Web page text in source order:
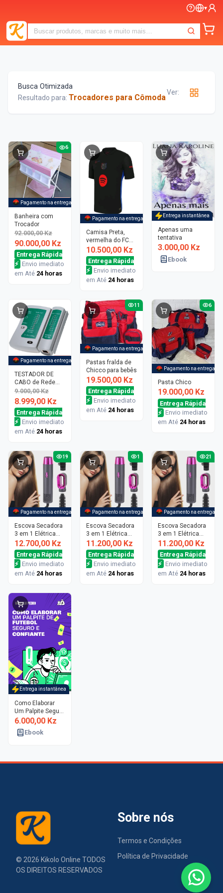
▾
Busca Otimizada
Resultado para: Trocadores para Cômoda
Ver:
6
-2%
Pagamento na entrega
Banheira com
Trocador
92.000,00 Kz
90.000,00 Kz
Entrega Rápida
⚡ Envio imediato
em Até 24 horas
Pagamento na entrega
Camisa Preta,
vermelha do FC
Barcelona -
Edição Especial
Nike
10.500,00 Kz
Entrega Rápida
⚡ Envio imediato
em Até 24 horas
Entrega instantânea
Apenas uma
tentativa
3.000,00 Kz
Ebook
-1%
Pagamento na entrega
TESTADOR DE
CABO de Rede
RJ45/RJ11
9.000,00 Kz
8.999,00 Kz
Entrega Rápida
⚡ Envio imediato
em Até 24 horas
11
Pagamento na entrega
Pastas fralda de
Chicco para bebês
19.500,00 Kz
Entrega Rápida
⚡ Envio imediato
em Até 24 horas
6
Pagamento na entrega
Pasta Chico
19.000,00 Kz
Entrega Rápida
⚡ Envio imediato
em Até 24 horas
19
Pagamento na entrega
Escova Secadora
3 em 1 Elétrica
Secador de
Cabelo
Aquecimento
Quente Pente
12.700,00 Kz
Entrega Rápida
⚡ Envio imediato
em Até 24 horas
1
Pagamento na entrega
Escova Secadora
3 em 1 Elétrica
Secador de
Cabelo
Aquecimento
Quente Pente KKA
11.200,00 Kz
Entrega Rápida
⚡ Envio imediato
em Até 24 horas
21
Pagamento na entrega
Escova Secadora
3 em 1 Elétrica
Secador de
Cabelo
Aquecimento
Quente Pente..
11.200,00 Kz
Entrega Rápida
⚡ Envio imediato
em Até 24 horas
Entrega instantânea
Como Elaborar
Um Palpite Seguro
E Confiante
6.000,00 Kz
Ebook
© 2026 Kikolo Online TODOS
OS DIREITOS RESERVADOS
Sobre nós
Termos e Condições
Política de Privacidade